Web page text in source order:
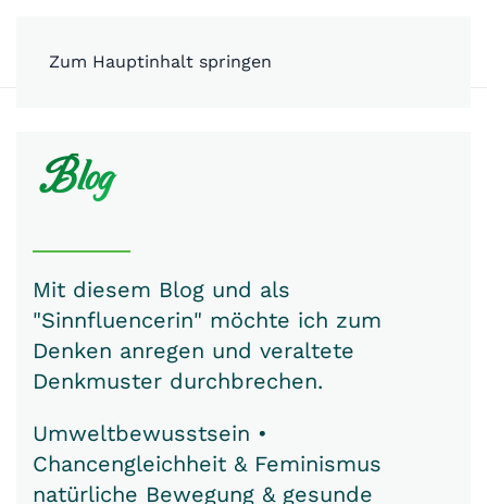
Zum Hauptinhalt springen
Blog
Mit diesem Blog und als
"Sinnfluencerin" möchte ich zum
Denken anregen und veraltete
Denkmuster durchbrechen.
Umweltbewusstsein •
Chancengleichheit & Feminismus
natürliche Bewegung & gesunde